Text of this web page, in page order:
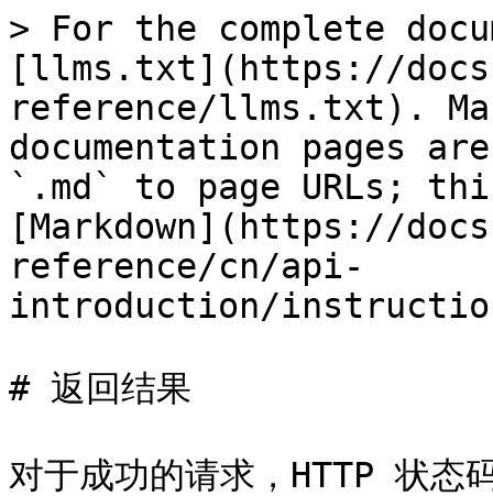
> For the complete
[llms.txt](https://
reference/llms.txt).
documentation pages
`.md` to page URLs;
[Markdown](https://
reference/cn/api-
introduction/
# 返回结果
对于成功的请求，HTTP 状态